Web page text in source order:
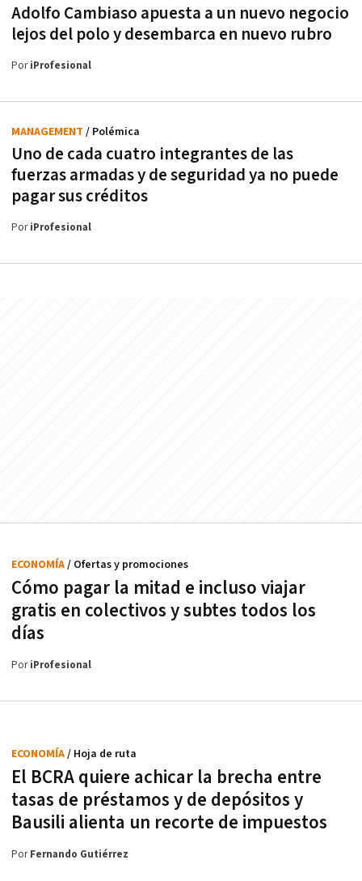
Adolfo Cambiaso apuesta a un nuevo negocio
lejos del polo y desembarca en nuevo rubro
PoriProfesional
Uno de cada cuatro integrantes de las
fuerzas armadas y de seguridad ya no puede
pagar sus créditos
MANAGEMENT / Polémica
PoriProfesional
Cómo pagar la mitad e incluso viajar
gratis en colectivos y subtes todos los
días
ECONOMÍA/ Ofertas y promociones
PoriProfesional
El BCRA quiere achicar la brecha entre
tasas de préstamos y de depósitos y
Bausili alienta un recorte de impuestos
ECONOMÍA/ Hoja de ruta
PorFernando Gutiérrez